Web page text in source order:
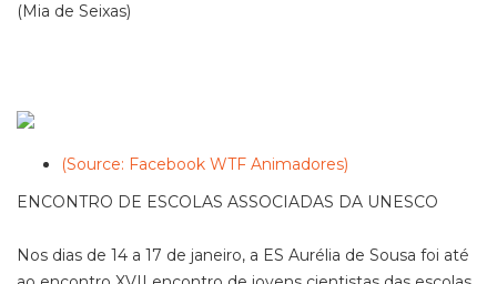
(Mia de Seixas)
(Source: Facebook WTF Animadores)
ENCONTRO DE ESCOLAS ASSOCIADAS DA UNESCO
Nos dias de 14 a 17 de janeiro, a ES Aurélia de Sousa foi até